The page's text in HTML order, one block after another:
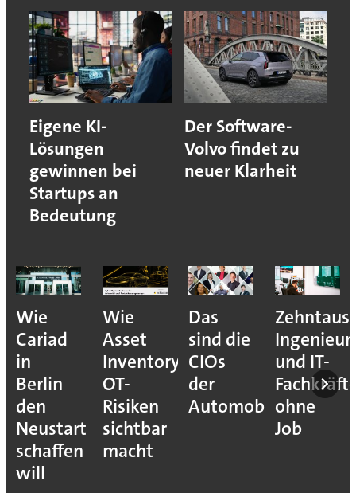
Eigene KI-
Lösungen
gewinnen bei
Startups an
Bedeutung
Der Software-
Volvo findet zu
neuer Klarheit
Wie
Cariad
in
Berlin
den
Neustart
schaffen
will
Wie
Asset
Inventory
OT-
Risiken
sichtbar
macht
Das
sind die
CIOs
der
Automobilindustrie
und IT-
ohne
Job